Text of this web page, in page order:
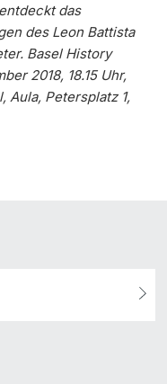
das
des Leon Battista
Basel History
2018, 18.15 Uhr,
Aula, Petersplatz 1,